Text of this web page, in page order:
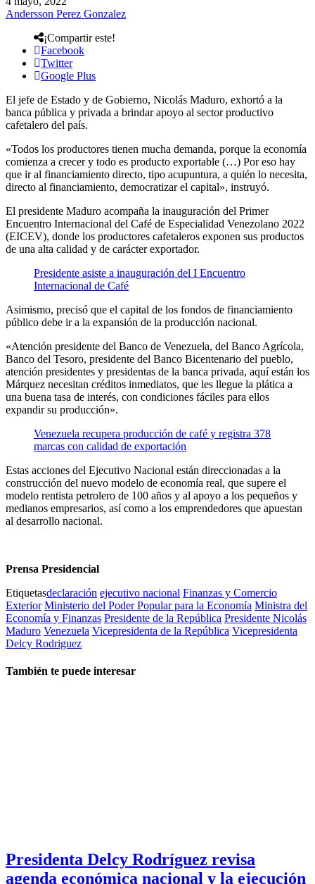
Andersson Perez Gonzalez
¡Compartir este!
Facebook
Twitter
Google Plus
El jefe de Estado y de Gobierno, Nicolás Maduro, exhortó a la
banca pública y privada a brindar apoyo al sector productivo
cafetalero del país.
«Todos los productores tienen mucha demanda, porque la economía
comienza a crecer y todo es producto exportable (…) Por eso hay
que ir al financiamiento directo, tipo acupuntura, a quién lo necesita,
directo al financiamiento, democratizar el capital», instruyó.
El presidente Maduro acompaña la inauguración del Primer
Encuentro Internacional del Café de Especialidad Venezolano 2022
(EICEV), donde los productores cafetaleros exponen sus productos
de una alta calidad y de carácter exportador.
Presidente asiste a inauguración del I Encuentro
Internacional de Café
Asimismo, precisó que el capital de los fondos de financiamiento
público debe ir a la expansión de la producción nacional.
«Atención presidente del Banco de Venezuela, del Banco Agrícola,
Banco del Tesoro, presidente del Banco Bicentenario del pueblo,
atención presidentes y presidentas de la banca privada, aquí están los
Márquez necesitan créditos inmediatos, que les llegue la plática a
una buena tasa de interés, con condiciones fáciles para ellos
expandir su producción».
Venezuela recupera producción de café y registra 378
marcas con calidad de exportación
Estas acciones del Ejecutivo Nacional están direccionadas a la
construcción del nuevo modelo de economía real, que supere el
modelo rentista petrolero de 100 años y al apoyo a los pequeños y
medianos empresarios, así como a los emprendedores que apuestan
al desarrollo nacional.
Prensa Presidencial
Etiquetasdeclaración ejecutivo nacional Finanzas y Comercio
Exterior Ministerio del Poder Popular para la Economía Ministra del
Economía y Finanzas Presidente de la República Presidente Nicolás
Maduro Venezuela Vicepresidenta de la República Vicepresidenta
Delcy Rodriguez
También te puede interesar
Presidenta Delcy Rodríguez revisa
agenda económica nacional y la ejecución